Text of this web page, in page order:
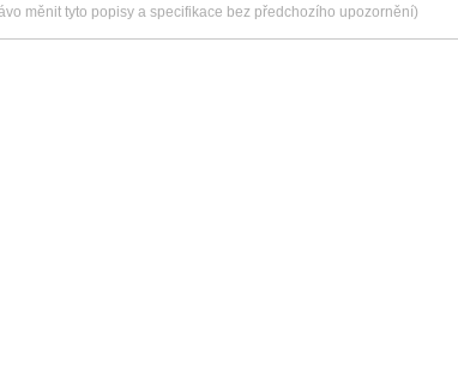
měnit tyto popisy a specifikace bez předchozího upozornění)